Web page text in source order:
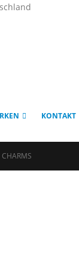
KONTAKT
CHARMS